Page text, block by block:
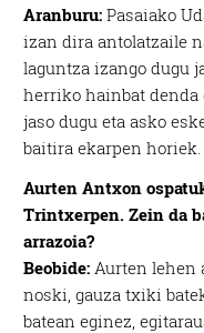
Aranburu: Pasaiako
izan dira antolatzaile
laguntza izango dugu
herriko hainbat denda
jaso dugu eta asko
baitira ekarpen horiek.
Aurten Antxon
Trintxerpen. Zein da
arrazoia?
Beobide: Aurten lehen
noski, gauza txiki
batean eginez,